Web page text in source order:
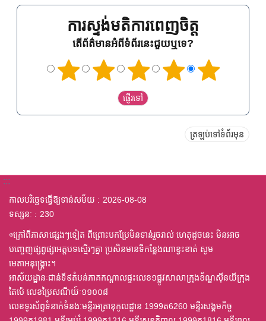
ការស្ទង់មតិការពេញចិត្ត
តើព័ត៌មានអំពីទំព័រនេះជួយឬទេ?
ត្រឡប់ទៅទំព័រមុន
:::
កាលបរិច្ឆេទធ្វើឱ្យទាន់សម័យ
2026-08-08
ទស្សនៈ
230
◎ក្រៅពីភាសាផ្សេងៗទៀត ពីព្រោះបកប្រែមិនទាន់រួចរាល់ ហេតុដូចនេះ មិនអាច
បញ្ចេញផ្សព្វផ្សាអត្តបទស្មើរៗគ្នា ប្រសិនមានទីកន្លែងណាខ្វះខាត់ សូម
មេតាអនុង្គ្រោះ។
អាស័យដ្ឋានៈជាន់ទី៩តំបន់ភាគកណ្តាលផ្ទះលេខ១ផ្លូវសាលាក្រុងខ័ណ្ឌស៊ីនយីក្រុង
តៃប៉េ លេខប្រៃសណីយ៍ៈ១១០០៨
លេខទូរស័ព្ទទំនាក់ទំនងៈមន្ទីរអត្រានុកូលដ្ឋាន 1999ត6260 មន្ទីរសង្គមកិច្ច